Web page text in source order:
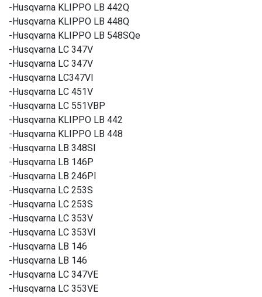
-Husqvarna KLIPPO LB 442Q
-Husqvarna KLIPPO LB 448Q
-Husqvarna KLIPPO LB 548SQe
-Husqvarna LC 347V
-Husqvarna LC 347V
-Husqvarna LC347VI
-Husqvarna LC 451V
-Husqvarna LC 551VBP
-Husqvarna KLIPPO LB 442
-Husqvarna KLIPPO LB 448
-Husqvarna LB 348SI
-Husqvarna LB 146P
-Husqvarna LB 246PI
-Husqvarna LC 253S
-Husqvarna LC 253S
-Husqvarna LC 353V
-Husqvarna LC 353VI
-Husqvarna LB 146
-Husqvarna LB 146
-Husqvarna LC 347VE
-Husqvarna LC 353VE